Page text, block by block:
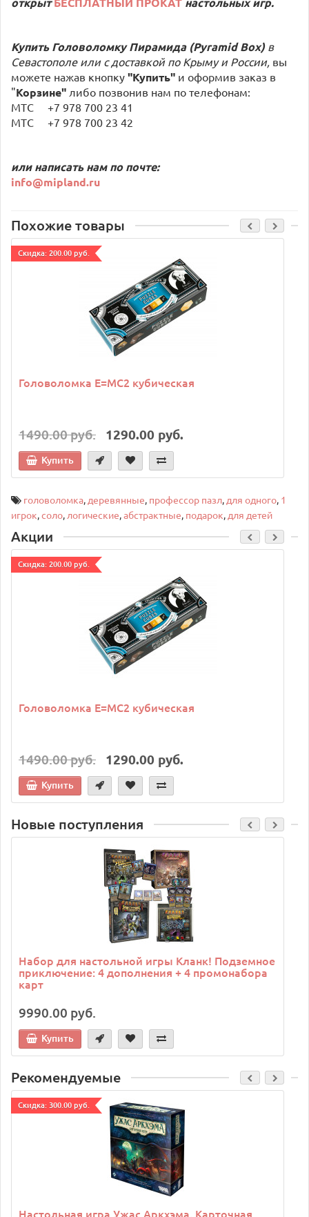
Купить Головоломку Пирамида (Pyramid Box) в
Севастополе или с доставкой по Крыму и России, вы
можете нажав кнопку "Купить" и оформив заказ в
"Корзине" либо позвонив нам по телефонам:
МТС +7 978 700 23 41
МТС +7 978 700 23 42
или написать нам по почте:
info@mipland.ru
Похожие товары
Cкидка: 200.00 руб.
Головоломка E=MC2 кубическая
1490.00 руб. 1290.00 руб.
Купить
головоломка, деревянные, профессор пазл, для одного, 1
игрок,соло, логические,абстрактные, подарок, для детей
Акции
Cкидка: 200.00 руб.
Головоломка E=MC2 кубическая
1490.00 руб. 1290.00 руб.
Купить
Новые поступления
Набор для настольной игры Кланк! Подземное
приключение: 4 дополнения + 4 промонабора
карт
9990.00 руб.
Купить
Рекомендуемые
Cкидка: 300.00 руб.
Настольная игра Ужас Аркхэма. Карточная